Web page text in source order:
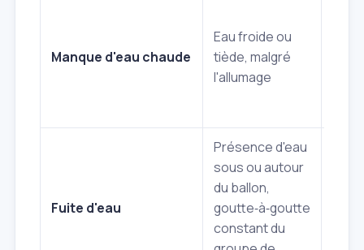
Manque d'eau chaude
Eau froide ou
tiède, malgré
l'allumage
Fuite d'eau
Présence d'eau
sous ou autour
du ballon,
goutte‑à‑goutte
constant du